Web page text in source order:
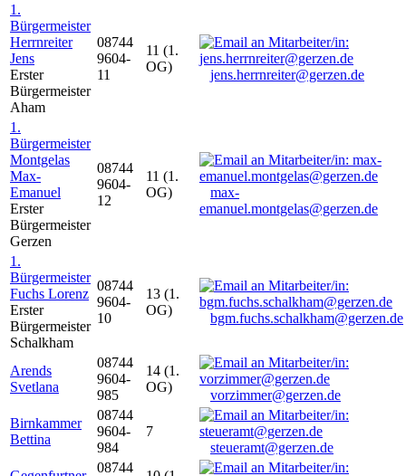
1.
Bürgermeister
Herrnreiter
Jens
Erster
Bürgermeister
Aham
08744
9604-
11
11 (1.
OG)
jens.herrnreiter@gerzen.de
1.
Bürgermeister
Montgelas
Max-
Emanuel
Erster
Bürgermeister
Gerzen
08744
9604-
12
11 (1.
OG)
max-
emanuel.montgelas@gerzen.de
1.
Bürgermeister
Fuchs Lorenz
Erster
Bürgermeister
Schalkham
08744
9604-
10
13 (1.
OG)
bgm.fuchs.schalkham@gerzen.de
Arends
Svetlana
08744
9604-
985
14 (1.
OG)
vorzimmer@gerzen.de
Birnkammer
Bettina
08744
9604-
984
7
steueramt@gerzen.de
08744